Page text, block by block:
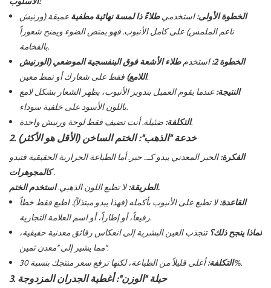
الخطوة الأولى:استخدميطلاءً ذا لمسة نهائية مطفيةعميقة (ورنيش
ناعم الملمس) على كامل الأنبوب. فهو يمتص الضوء ويمنح شعوراً
بالفخامة.
الخطوة 2: استخدمطلاء الأشعة فوق البنفسجية الموضعي (الورنيش
اللامع)فقط على شعارك أو نمط معين.
النتيجة:عندما يقوم العميل بتدوير الأنبوب، يظهر الشعار بشكل لامع
باللون الأسود على خلفية سوداء.
التكلفة:ضئيلة. أنت تضيف فقط لوحة ورنيش واحدة.
2. خدعة "الذهب": الختم الساخن (الأقل هو الأكثر)
الفكرة:الحبر المعدني يبدو كـ... حبر. أما الطباعة الحرارية الحقيقية فتبدو
كالمجوهرات.
الطريقة:لا تطبع اللون الذهبي.
استخدم الختم.
القاعدة:لا تطبع على الأنبوب بأكمله (فهذا يبدو مبتذلاً). اطبعفقطخطاً
رفيعاً، أو إطاراً، أو اسم العلامة التجارية.
لماذا ينجح ذلك؟ تنجذب العين البشرية إلى انعكاس رقائق معدنية حقيقية،
مما يشير إلى "معدن ثمين".
التكلفة:أعلى قليلاً من الطباعة، لكنها ترفع سعر منتجك بنسبة 30%.
3. حيلة "الوزن": أغطية الجدران المزدوجة